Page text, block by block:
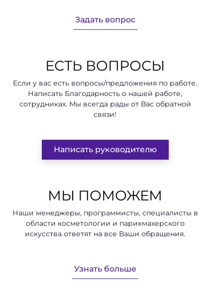
Задать вопрос
ЕСТЬ ВОПРОСЫ
Если у вас есть вопросы/предложения по работе.
Написать Благодарность о нашей работе,
сотрудниках. Мы всегда рады от Вас обратной
связи!
Написать руководителю
МЫ ПОМОЖЕМ
Наши менеджеры, программисты, специалисты в
области косметологии и парикмахерского
искусства ответят на все Ваши обращения.
Узнать больше